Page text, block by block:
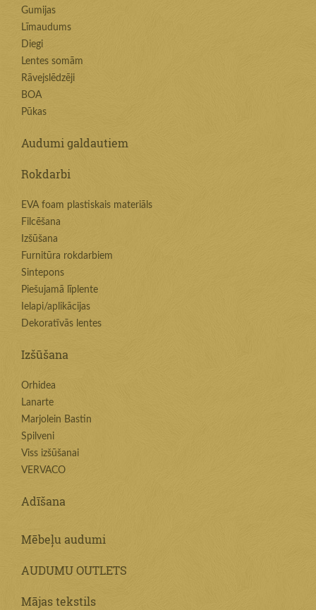
Gumijas
Līmaudums
Diegi
Lentes somām
Rāvejslēdzēji
BOA
Pūkas
Audumi galdautiem
Rokdarbi
EVA foam plastiskais materiāls
Filcēšana
Izšūšana
Furnitūra rokdarbiem
Sintepons
Piešujamā līplente
Ielapi/aplikācijas
Dekoratīvās lentes
Izšūšana
Orhidea
Lanarte
Marjolein Bastin
Spilveni
Viss izšūšanai
VERVACO
Adīšana
Mēbeļu audumi
AUDUMU OUTLETS
Mājas tekstils